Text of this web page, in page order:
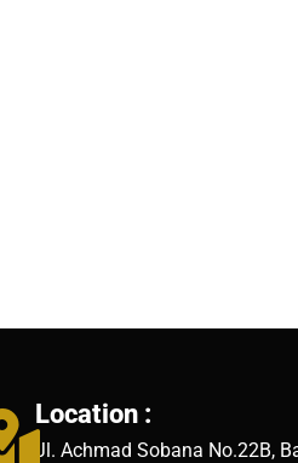
Location :
Jl. Achmad Sobana No.22B,